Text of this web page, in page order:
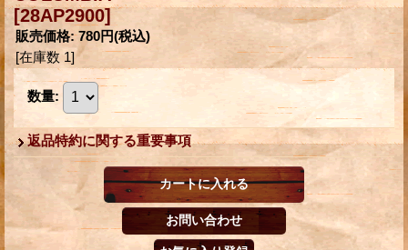
[28AP2900]
販売価格: 780円(税込)
[在庫数 1]
数量:
返品特約に関する重要事項